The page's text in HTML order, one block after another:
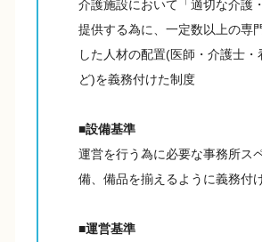
介護施設において「適切な介護
提供する為に、一定数以上の専
した人材の配置(医師・介護士・
ど)を義務付けた制度
■設備基準
運営を行う為に必要な事務所ス
備、備品を揃えるように義務付
■運営基準